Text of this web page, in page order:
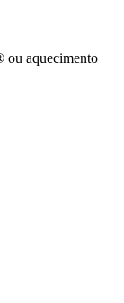
ou aquecimento